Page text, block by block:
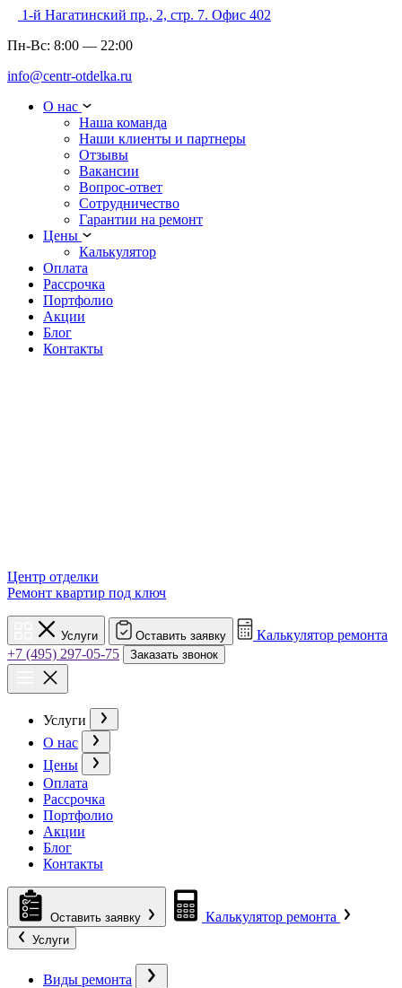
1-й Нагатинский пр., 2, стр. 7. Офис 402
Пн-Вс: 8:00 — 22:00
info@centr-otdelka.ru
О нас
Наша команда
Наши клиенты и партнеры
Отзывы
Вакансии
Вопрос-ответ
Сотрудничество
Гарантии на ремонт
Цены
Калькулятор
Оплата
Рассрочка
Портфолио
Акции
Блог
Контакты
Центр отделки
Ремонт квартир под ключ
Услуги Оставить заявку
Калькулятор ремонта
+7 (495) 297-05-75
Заказать звонок
Услуги
О нас
Цены
Оплата
Рассрочка
Портфолио
Акции
Блог
Контакты
Оставить заявку Калькулятор ремонта
Услуги
Виды ремонта